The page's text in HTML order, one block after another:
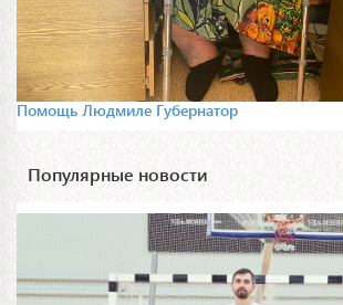
Помощь Людмиле Губернатор
Популярные новости